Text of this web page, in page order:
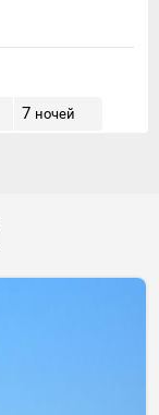
7 ночей